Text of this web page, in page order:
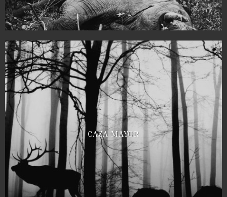
CAZA MAYOR